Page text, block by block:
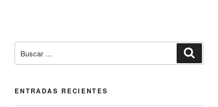
por:
ENTRADAS RECIENTES